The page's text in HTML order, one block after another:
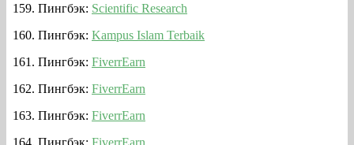
Пингбэк: Scientific Research
Пингбэк: Kampus Islam Terbaik
Пингбэк: FiverrEarn
Пингбэк: FiverrEarn
Пингбэк: FiverrEarn
Пингбэк: FiverrEarn